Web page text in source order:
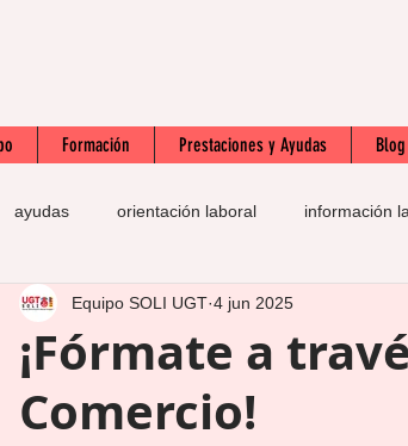
Formación Prestaciones y Ayudas Blog
ayudas orientación laboral información
SEPE subsidio ERTE
búsqueda de empleo
¡Fórmate a
Comercio!
Equipo SOLI UGT 4 jun 2025